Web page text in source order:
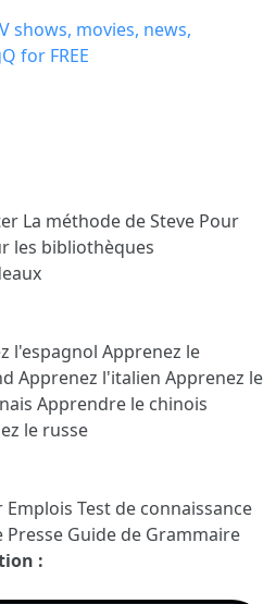
La méthode de Steve Pour
les bibliothèques
l'espagnol Apprenez le
Apprenez l'italien Apprenez le
Apprendre le chinois
le russe
Emplois Test de connaissance
Presse Guide de Grammaire
: